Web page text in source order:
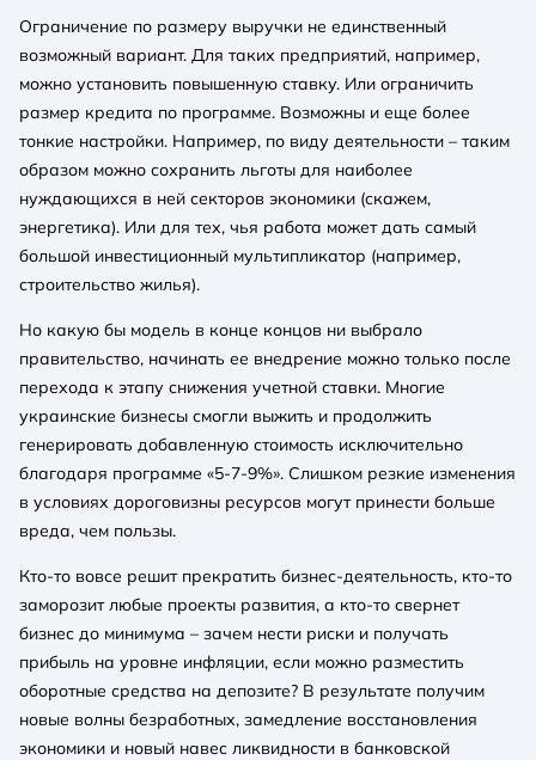
Ограничение по размеру выручки не единственный
возможный вариант. Для таких предприятий, например,
можно установить повышенную ставку. Или ограничить
размер кредита по программе. Возможны и еще более
тонкие настройки. Например, по виду деятельности – таким
образом можно сохранить льготы для наиболее
нуждающихся в ней секторов экономики (скажем,
энергетика). Или для тех, чья работа может дать самый
большой инвестиционный мультипликатор (например,
строительство жилья).
Но какую бы модель в конце концов ни выбрало
правительство, начинать ее внедрение можно только после
перехода к этапу снижения учетной ставки. Многие
украинские бизнесы смогли выжить и продолжить
генерировать добавленную стоимость исключительно
благодаря программе «5-7-9%». Слишком резкие изменения
в условиях дороговизны ресурсов могут принести больше
вреда, чем пользы.
Кто-то вовсе решит прекратить бизнес-деятельность, кто-то
заморозит любые проекты развития, а кто-то свернет
бизнес до минимума – зачем нести риски и получать
прибыль на уровне инфляции, если можно разместить
оборотные средства на депозите? В результате получим
новые волны безработных, замедление восстановления
экономики и новый навес ликвидности в банковской